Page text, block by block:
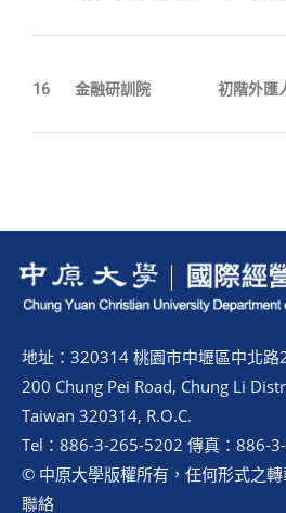
16 金融研訓院 初階外匯
地址：320314 桃園市中壢區中北路
200 Chung Pei Road, Chung Li
Taiwan 320314, R.O.C.
Tel：886-3-265-5202 傳真：886-
© 中原大學版權所有，任何形式之
聯絡